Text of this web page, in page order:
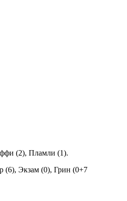
(2), Пламли (1).
(6), Экзам (0), Грин (0+7